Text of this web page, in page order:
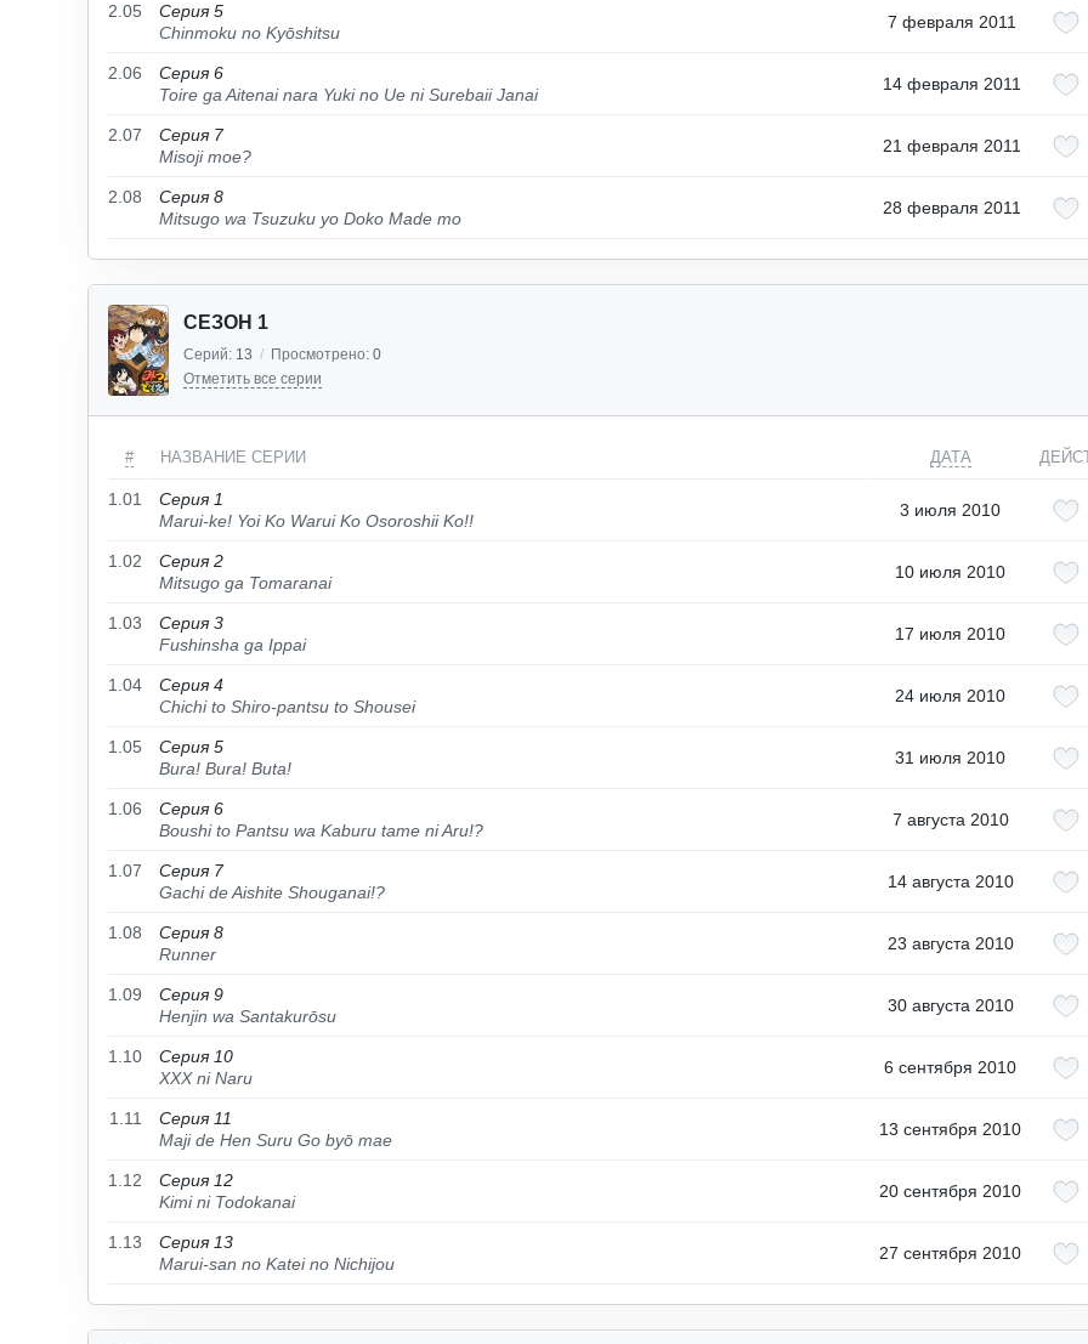
2.05
Серия 5
Chinmoku no Kyōshitsu
7 февраля 2011
2.06
Серия 6
Toire ga Aitenai nara Yuki no Ue ni Surebaii Janai
14 февраля 2011
2.07
Серия 7
Misoji moe?
21 февраля 2011
2.08
Серия 8
Mitsugo wa Tsuzuku yo Doko Made mo
28 февраля 2011
СЕЗОН 1
Серий: 13 / Просмотрено: 0
Отметить все серии
# НАЗВАНИЕ СЕРИИ ДАТА
1.01
Серия 1
Marui-ke! Yoi Ko Warui Ko Osoroshii Ko!!
3 июля 2010
1.02
Серия 2
Mitsugo ga Tomaranai
10 июля 2010
1.03
Серия 3
Fushinsha ga Ippai
17 июля 2010
1.04
Серия 4
Chichi to Shiro-pantsu to Shousei
24 июля 2010
1.05
Серия 5
Bura! Bura! Buta!
31 июля 2010
1.06
Серия 6
Boushi to Pantsu wa Kaburu tame ni Aru!?
7 августа 2010
1.07
Серия 7
Gachi de Aishite Shouganai!?
14 августа 2010
1.08
Серия 8
Runner
23 августа 2010
1.09
Серия 9
Henjin wa Santakurōsu
30 августа 2010
1.10
Серия 10
XXX ni Naru
6 сентября 2010
1.11
Серия 11
Maji de Hen Suru Go byō mae
13 сентября 2010
1.12
Серия 12
Kimi ni Todokanai
20 сентября 2010
1.13
Серия 13
Marui-san no Katei no Nichijou
27 сентября 2010